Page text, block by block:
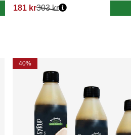
181 kr303 kr
40%